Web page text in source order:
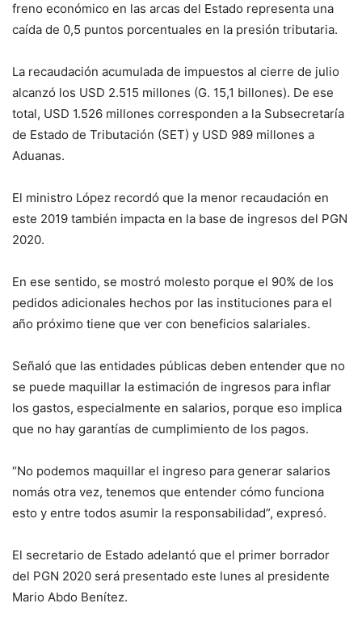
freno económico en las arcas del Estado representa una
caída de 0,5 puntos porcentuales en la presión tributaria.
La recaudación acumulada de impuestos al cierre de julio
alcanzó los USD 2.515 millones (G. 15,1 billones). De ese
total, USD 1.526 millones corresponden a la Subsecretaría
de Estado de Tributación (SET) y USD 989 millones a
Aduanas.
El ministro López recordó que la menor recaudación en
este 2019 también impacta en la base de ingresos del PGN
2020.
En ese sentido, se mostró molesto porque el 90% de los
pedidos adicionales hechos por las instituciones para el
año próximo tiene que ver con beneficios salariales.
Señaló que las entidades públicas deben entender que no
se puede maquillar la estimación de ingresos para inflar
los gastos, especialmente en salarios, porque eso implica
que no hay garantías de cumplimiento de los pagos.
“No podemos maquillar el ingreso para generar salarios
nomás otra vez, tenemos que entender cómo funciona
esto y entre todos asumir la responsabilidad”, expresó.
El secretario de Estado adelantó que el primer borrador
del PGN 2020 será presentado este lunes al presidente
Mario Abdo Benítez.